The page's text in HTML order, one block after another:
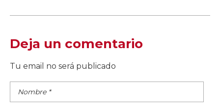
Deja un comentario
Tu email no será publicado